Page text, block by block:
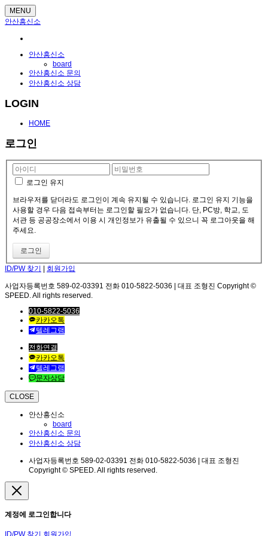
MENU
안산흥신소
안산흥신소
board
안산흥신소 문의
안산흥신소 상담
LOGIN
HOME
로그인
로그인 유지
브라우저를 닫더라도 로그인이 계속 유지될 수 있습니다. 로그인 유지 기능을
사용할 경우 다음 접속부터는 로그인할 필요가 없습니다. 단, PC방, 학교, 도
서관 등 공공장소에서 이용 시 개인정보가 유출될 수 있으니 꼭 로그아웃을 해
주세요.
ID/PW 찾기 회원가입
사업자등록번호 589-02-03391 전화 010-5822-5036 | 대표 조형진 Copyright ©
SPEED. All rights reserved.
010-5822-5036
카카오톡
텔레그램
전화연결
카카오톡
텔레그램
문자상담
CLOSE
안산흥신소
board
안산흥신소 문의
안산흥신소 상담
사업자등록번호 589-02-03391 전화 010-5822-5036 | 대표 조형진
Copyright © SPEED. All rights reserved.
계정에 로그인합니다